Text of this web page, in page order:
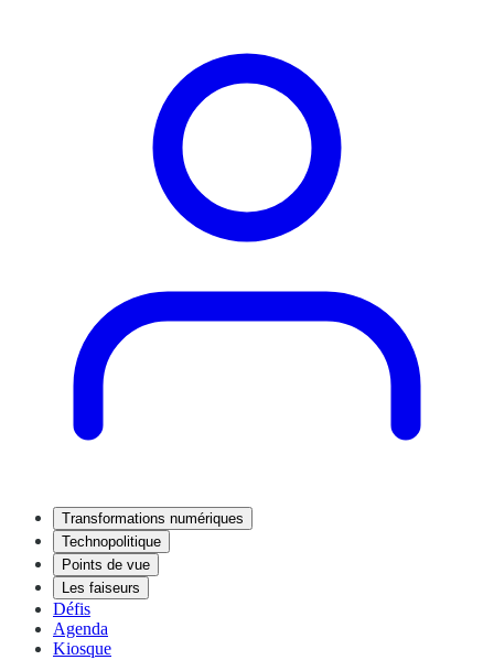
Transformations numériques
Technopolitique
Points de vue
Les faiseurs
Défis
Agenda
Kiosque